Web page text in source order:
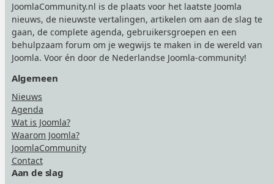
JoomlaCommunity.nl is de plaats voor het laatste Joomla
nieuws, de nieuwste vertalingen, artikelen om aan de slag te
gaan, de complete agenda, gebruikersgroepen en een
behulpzaam forum om je wegwijs te maken in de wereld van
Joomla. Voor én door de Nederlandse Joomla-community!
Algemeen
Nieuws
Agenda
Wat is Joomla?
Waarom Joomla?
JoomlaCommunity
Contact
Aan de slag